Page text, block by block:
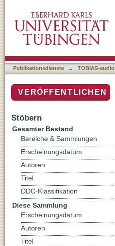
und Perspektiven,
Publikationsdienste → TOBIAS-audio
VERÖFFENTLICHEN
Stöbern
Gesamter Bestand
Bereiche & Sammlungen
Erscheinungsdatum
Autoren
Titel
DDC-Klassifikation
Diese Sammlung
Erscheinungsdatum
Autoren
Titel